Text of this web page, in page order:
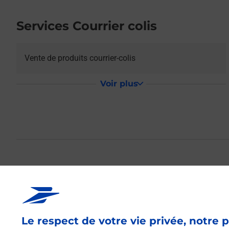
Le respect de votre vie privée, notre
Services Courrier colis
Vente de produits courrier-colis
Voir plus
La Poste Relais
BURALISTE